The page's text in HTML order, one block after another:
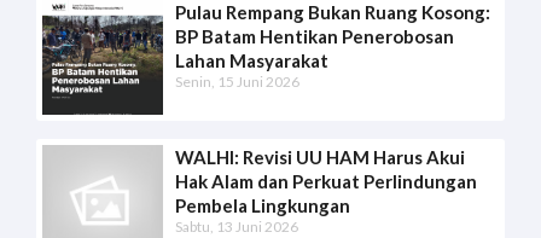
Pulau Rempang Bukan Ruang Kosong:
BP Batam Hentikan Penerobosan
Lahan Masyarakat
Senin, 15 Juni 2026
WALHI: Revisi UU HAM Harus Akui
Hak Alam dan Perkuat Perlindungan
Pembela Lingkungan
Sabtu, 13 Juni 2026